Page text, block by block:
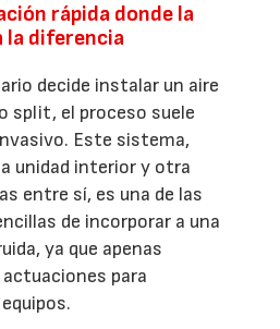
rápida donde la
la diferencia
decide instalar un aire
split, el proceso suele
Este sistema,
unidad interior y otra
entre sí, es una de las
de incorporar a una
ya que apenas
para